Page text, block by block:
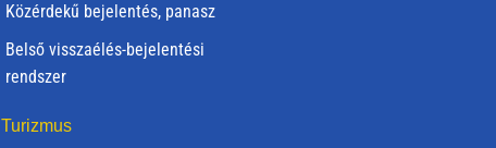
Közérdekű bejelentés, panasz
Belső visszaélés-bejelentési
rendszer
Turizmus